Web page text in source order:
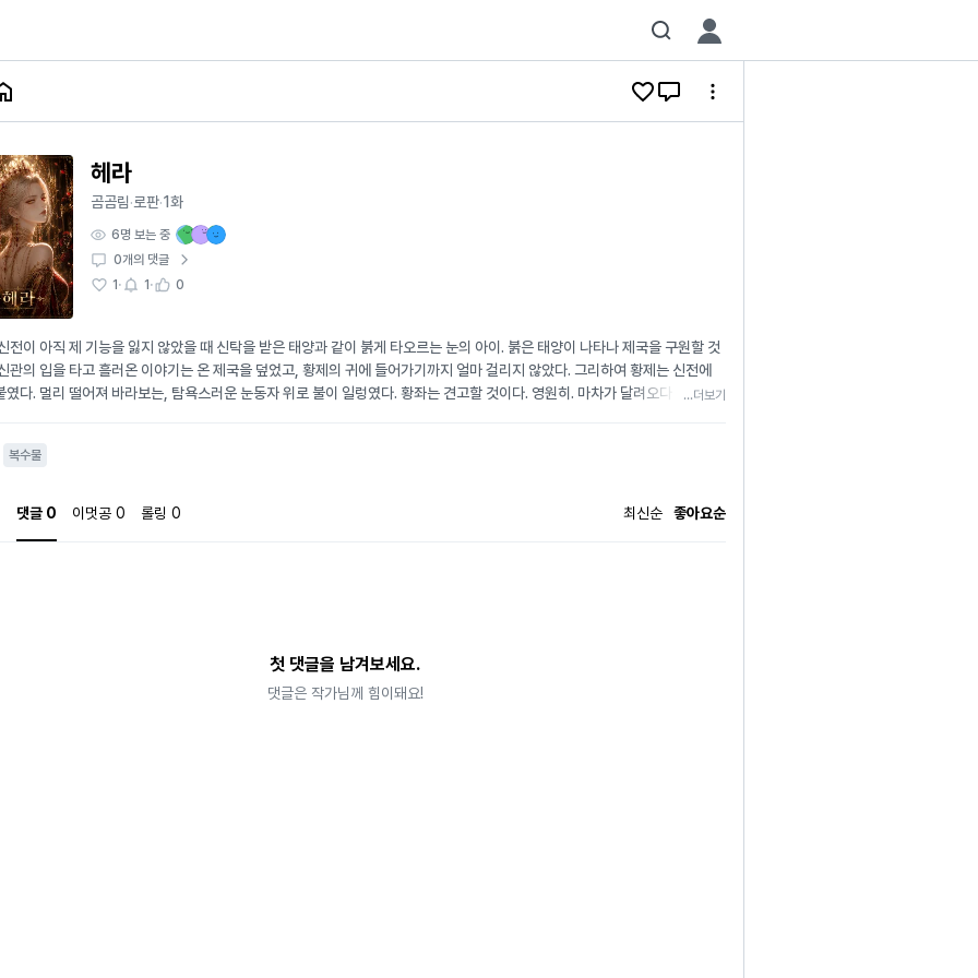
헤라
곰곰림·로판·1화
6명 보는 중
0개의 댓글
1 · 1 · 0
전이 아직 제 기능을 잃지 않았을 때 신탁을 받은 태양과 같이 붉게 타오르는 눈의 아이. 붉은 태양이 나타나 제국을 구원할 것
관의 입을 타고 흘러온 이야기는 온 제국을 덮었고, 황제의 귀에 들어가기까지 얼마 걸리지 않았다. 그리하여 황제는 신전에
였다. 멀리 떨어져 바라보는, 탐욕스러운 눈동자 위로 불이 일렁였다. 황좌는 견고할 것이다. 영원히. 마차가 달려오다 성문 앞
걸음걸이에 흩어졌으나 그녀는 예법 따위는 모르는 사람처럼 곧은 발걸음으로 황좌 앞까지 걸어 나갔다. 마침내 시선이 다다
타고 올라와 아찔한 감각이 머리를 울렸다. 제국 베카론은 오늘로 멸망할 것이며 자신은 모든 것을 태우는 화살이 될 것이다.
...더보기
복수물
댓글 0 이멋공 0 롤링 0 최신순 좋아요순
첫 댓글을 남겨보세요.
댓글은 작가님께 힘이돼요!